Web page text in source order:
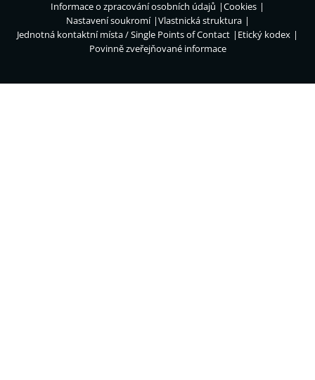
Informace o zpracování osobních údajů
Cookies
Nastavení soukromí
Vlastnická struktura
Jednotná kontaktní místa / Single Points of Contact
Etický kodex
Povinně zveřejňované informace